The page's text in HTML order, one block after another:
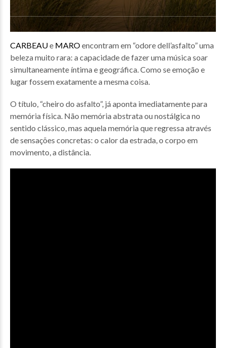
CARBEAUe MAROencontram em “odore dell’asfalto” uma
beleza muito rara: a capacidade de fazer uma música soar
simultaneamente íntima e geográfica. Como se emoção e
lugar fossem exatamente a mesma coisa.
O título, “cheiro do asfalto”, já aponta imediatamente para
memória física. Não memória abstrata ou nostálgica no
sentido clássico, mas aquela memória que regressa através
de sensações concretas: o calor da estrada, o corpo em
movimento, a distância.